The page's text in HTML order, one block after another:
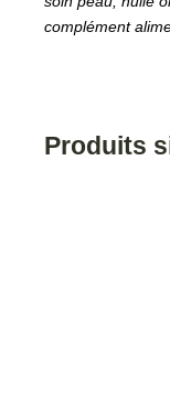
complément
Produits